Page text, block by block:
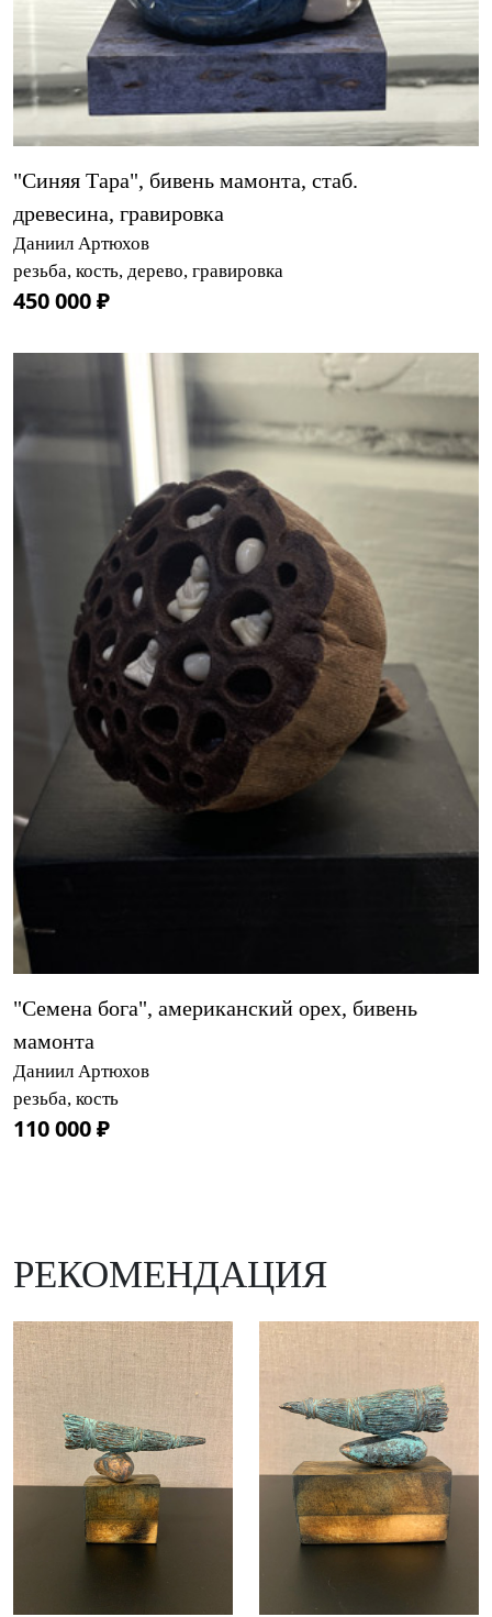
"Синяя Тара", бивень мамонта, стаб.
древесина, гравировка
Даниил Артюхов
резьба, кость, дерево, гравировка
450 000 ₽
"Семена бога", американский орех, бивень
мамонта
Даниил Артюхов
резьба, кость
110 000 ₽
РЕКОМЕНДАЦИЯ